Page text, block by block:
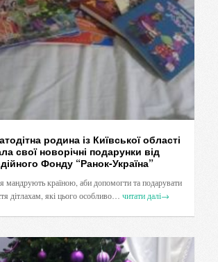
родина із Київської області
свої новорічні подарунки від
Фонду “Ранок-Україна”
мандрують країною, аби допомогти та подарувати
дітлахам, які цього особливо…
читати далі→